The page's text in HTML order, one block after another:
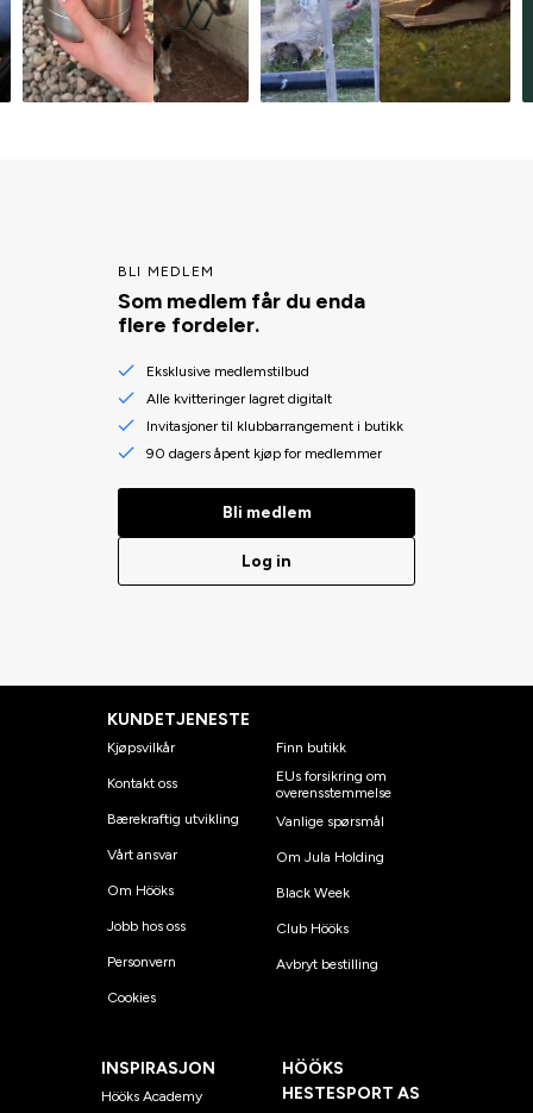
BLI MEDLEM
Som medlem får du enda
flere fordeler.
Eksklusive medlemstilbud
Alle kvitteringer lagret digitalt
Invitasjoner til klubbarrangement i butikk
90 dagers åpent kjøp for medlemmer
Bli medlem
Log in
KUNDETJENESTE
Kjøpsvilkår
Kontakt oss
Bærekraftig utvikling
Vårt ansvar
Om Hööks
Jobb hos oss
Personvern
Cookies
Finn butikk
EUs forsikring om
overensstemmelse
Vanlige spørsmål
Om Jula Holding
Black Week
Club Hööks
Avbryt bestilling
INSPIRASJON
Hööks Academy
HÖÖKS
HESTESPORT AS